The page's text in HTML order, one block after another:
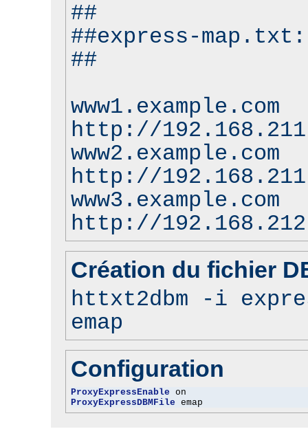
##
##express-map.txt:
##
www1.example.com
http://
www2.example.com
http://
www3.example.com
http://
Création du fichier
httxt2dbm -i
emap
Configuration
ProxyExpressEnable
ProxyExpressDBMFile emap